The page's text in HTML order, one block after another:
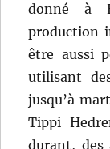
donné à
production
être aussi
utilisant
jusqu’à
Tippi
durant, des